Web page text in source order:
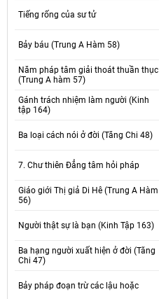
Tiếng rống của sư tử
Bảy báu (Trung A Hàm 58)
Năm pháp tâm giải thoát thuần thục
(Trung A hàm 57)
Gánh trách nhiệm làm người (Kinh
tập 164)
Ba loại cách nói ở đời (Tăng Chi 48)
7. Chư thiên Đẳng tâm hỏi pháp
Giáo giới Thị giả Di Hê (Trung A Hàm
56)
Người thật sự là bạn (Kinh Tập 163)
Ba hạng người xuất hiện ở đời (Tăng
Chi 47)
Bảy pháp đoạn trừ các lậu hoặc